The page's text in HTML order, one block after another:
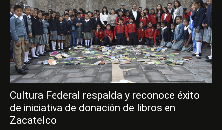
Cultura Federal respalda y reconoce éxito
de iniciativa de donación de libros en
Zacatelco